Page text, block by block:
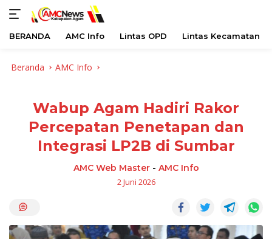
BERANDA AMC Info Lintas OPD Lintas Kecamatan
Beranda AMC Info
Wabup Agam Hadiri Rakor
Percepatan Penetapan dan
Integrasi LP2B di Sumbar
AMC Web Master- AMC Info
2 Juni 2026